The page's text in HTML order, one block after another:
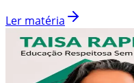
Ler matéria